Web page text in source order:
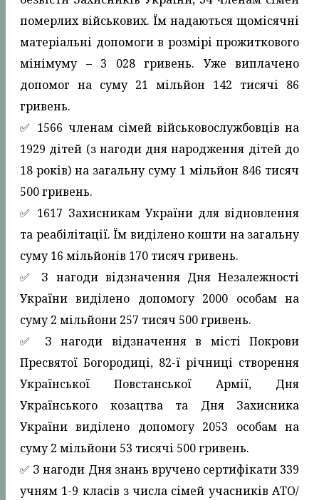
померлих військових. Їм надаються щомісячні
матеріальні допомоги в розмірі прожиткового
мінімуму – 3 028 гривень. Уже виплачено
допомог на суму 21 мільйон 142 тисячі 86
гривень.
✅️ 1566 членам сімей військовослужбовців на
1929 дітей (з нагоди дня народження дітей до
18 років) на загальну суму 1 мільйон 846 тисяч
500 гривень.
✅️ 1617 Захисникам України для відновлення
та реабілітації. Їм виділено кошти на загальну
суму 16 мільйонів 170 тисяч гривень.
✅️ З нагоди відзначення Дня Незалежності
України виділено допомогу 2000 особам на
суму 2 мільйони 257 тисяч 500 гривень.
✅️ З нагоди відзначення в місті Покрови
Пресвятої Богородиці, 82-ї річниці створення
Української Повстанської Армії, Дня
Українського козацтва та Дня Захисника
України виділено допомогу 2053 особам на
суму 2 мільйони 53 тисячі 500 гривень.
✅️ З нагоди Дня знань вручено сертифікати 339
учням 1-9 класів з числа сімей учасників АТО/